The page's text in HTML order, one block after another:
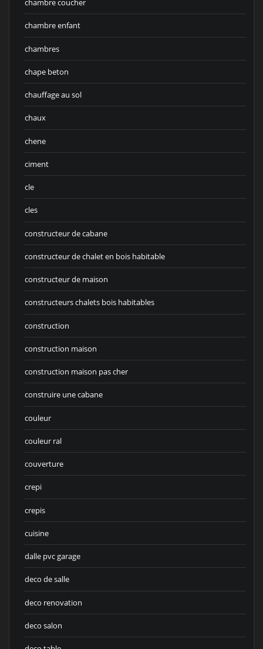
chambre coucher
chambre enfant
chambres
chape beton
chauffage au sol
chaux
chene
ciment
cle
cles
constructeur de cabane
constructeur de chalet en bois habitable
constructeur de maison
constructeurs chalets bois habitables
construction
construction maison
construction maison pas cher
construire une cabane
couleur
couleur ral
couverture
crepi
crepis
cuisine
dalle pvc garage
deco de salle
deco renovation
deco salon